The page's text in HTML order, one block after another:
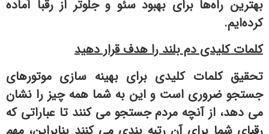
بهترین راه‌ها برای بهبود سئو و جلوتر از رقبا آماده
کرده‌ایم.
کلمات کلیدی دم بلند را هدف قرار دهید
تحقیق کلمات کلیدی برای بهینه سازی موتورهای
جستجو ضروری است و این به شما همه چیز را نشان
می دهد، از آنچه مردم جستجو می کنند تا عباراتی که